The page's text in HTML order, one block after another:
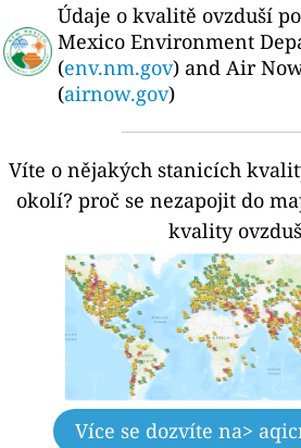
Údaje o kvalitě ovzduší
Mexico Environment
(env.nm.gov) and Air
(airnow.gov)
Víte o nějakých stanicích
okolí? proč se nezapojit do
kvality
Více se dozvíte na>